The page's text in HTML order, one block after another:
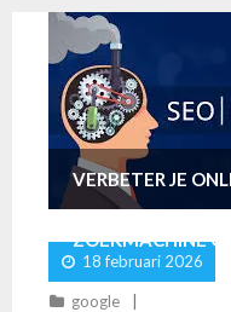
VERBETER JE
ZOEKMACHINE
18 februari 2026
google